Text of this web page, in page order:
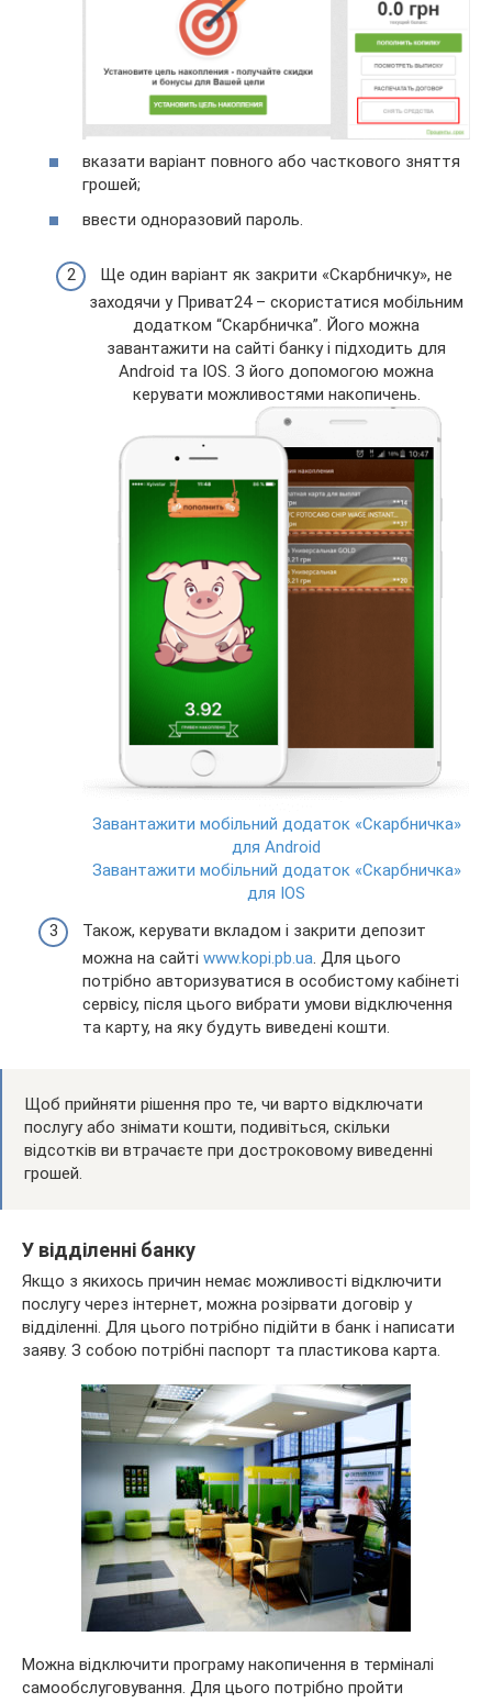
вказати варіант повного або часткового зняття
грошей;
ввести одноразовий пароль.
Ще один варіант як закрити «Скарбничку», не
заходячи у Приват24 – скористатися мобільним
додатком “Скарбничка”. Його можна
завантажити на сайті банку і підходить для
Android та IOS. З його допомогою можна
керувати можливостями накопичень.
Завантажити мобільний додаток «Скарбничка»
для Android
Завантажити мобільний додаток «Скарбничка»
для IOS
Також, керувати вкладом і закрити депозит
можна на сайті www.kopi.pb.ua. Для цього
потрібно авторизуватися в особистому кабінеті
сервісу, після цього вибрати умови відключення
та карту, на яку будуть виведені кошти.
Щоб прийняти рішення про те, чи варто відключати
послугу або знімати кошти, подивіться, скільки
відсотків ви втрачаєте при достроковому виведенні
грошей.
У відділенні банку
Якщо з якихось причин немає можливості відключити
послугу через інтернет, можна розірвати договір у
відділенні. Для цього потрібно підійти в банк і написати
заяву. З собою потрібні паспорт та пластикова карта.
Можна відключити програму накопичення в терміналі
самообслуговування. Для цього потрібно пройти